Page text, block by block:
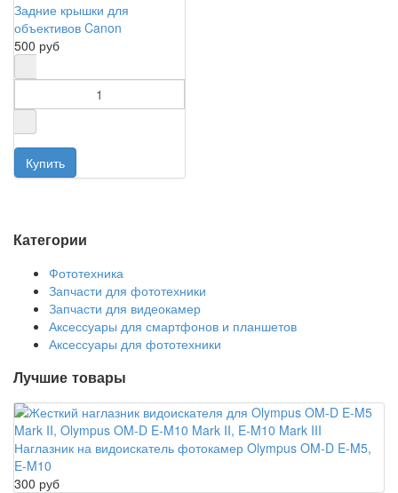
Задние крышки для
объективов Canon
500 руб
Категории
Фототехника
Запчасти для фототехники
Запчасти для видеокамер
Аксессуары для смартфонов и планшетов
Аксессуары для фототехники
Лучшие товары
Наглазник на видоискатель фотокамер Olympus OM-D E-M5,
E-M10
300 руб